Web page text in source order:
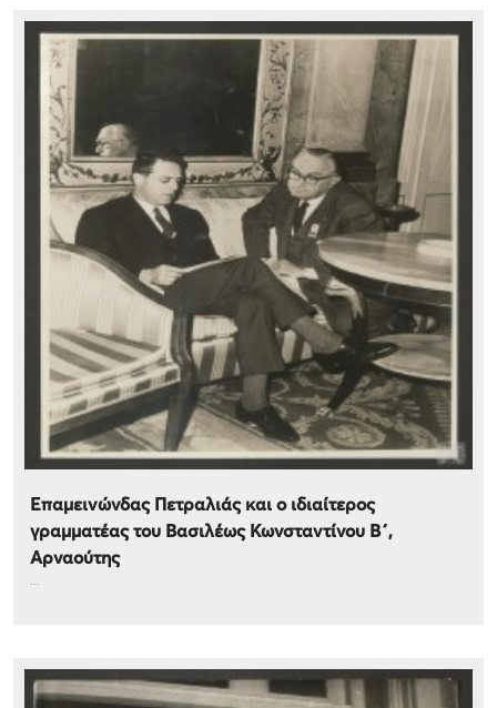
Επαμεινώνδας Πετραλιάς και ο ιδιαίτερος
γραμματέας του Βασιλέως Κωνσταντίνου Β΄,
Αρναούτης
...